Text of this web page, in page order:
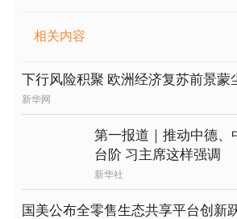
相关内容
下行风险积聚 欧洲经济复苏前景蒙
新华网
第一报道｜推动中德、
台阶 习主席这样强调
新华社
国美公布全零售生态共享平台创新